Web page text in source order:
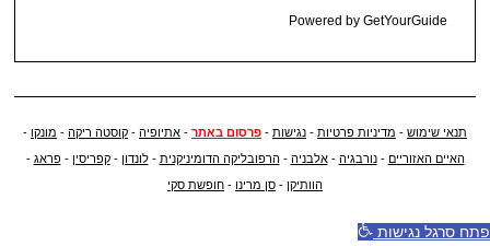
Powered by GetYourGuide
תנאי שימוש - מדיניות פרטיות - נגישות - פרסום באתר - אתיופיה - קוסטה ריקה - מונקו -
האיים האזוריים -נורבגיה -אלבניה -הרפובליקה הדומיניקנית -לונדון -קפריסין -פראג -
הוותיקן - סן מרינו - חופשת סקי
פתח סרגל נגישות